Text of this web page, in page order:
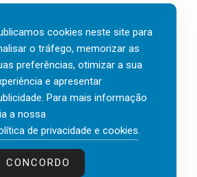
first está de regresso aos
o Top Wellbeing 2026.
talento místico.»
três décadas nas áreas de
Vendas e Liderança, Manuel
da...
cookies neste site para
o tráfego, memorizar as
preferências, otimizar a sua
e apresentar
Para mais informação
a nossa
de privacidade e cookies.
CONCORDO